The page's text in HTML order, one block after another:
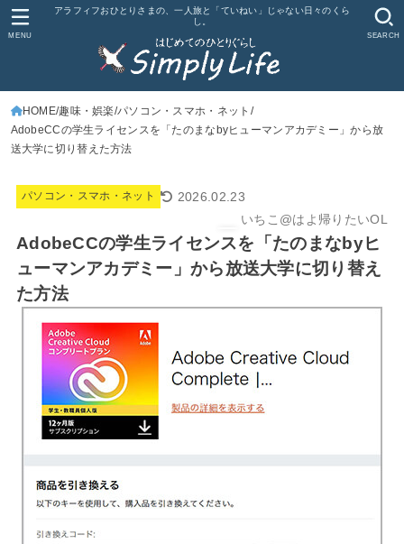
アラフィフおひとりさまの、一人旅と「ていねい」じゃない日々のくら
し。
SEARCH
MENU
HOME 趣味・娯楽 パソコン・スマホ・ネット
AdobeCCの学生ライセンスを「たのまなbyヒューマンアカデミー」から放
送大学に切り替えた方法
パソコン・スマホ・ネット
2026.02.23
いちこ@はよ帰りたいOL
AdobeCCの学生ライセンスを「たのまなbyヒ
ューマンアカデミー」から放送大学に切り替え
た方法